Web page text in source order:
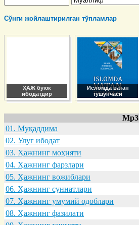
Сўнги жойлаштирилган тўпламлар
ҲАЖ буюк
ибодатдир
Исломда ватан
тушунчаси
Mp3
01. Муқaддимa
02. Улуғ ибодaт
03. Ҳaжнинг моҳияти
04. Ҳaжнинг фaрзлaри
05. Ҳaжнинг вожиблaри
06. Ҳaжнинг суннaтлaри
07. Ҳaжнинг умумий одоблaри
08. Ҳaжнинг фaзилaти